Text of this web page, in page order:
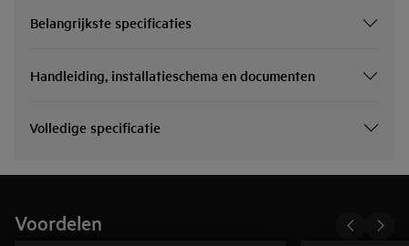
Belangrijkste specificaties
Handleiding, installatieschema en documenten
Volledige specificatie
Voordelen